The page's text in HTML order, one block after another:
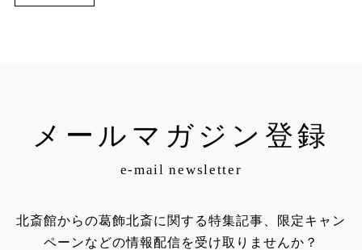
メールマガジン登録
e-mail newsletter
北斎館からの葛飾北斎に関する特集記事、限定キャン
ペーンなどの情報配信を受け取りませんか？